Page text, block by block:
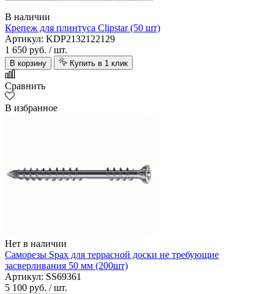
В наличии
Крепеж для плинтуса Clipstar (50 шт)
Артикул: KDP2132122129
1 650 руб. / шт.
В корзину Купить в 1 клик
Сравнить
В избранное
Нет в наличии
Саморезы Spax для террасной доски не требующие
засверливания 50 мм (200шт)
Артикул: SS69361
5 100 руб. / шт.